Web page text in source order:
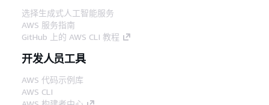
选择生成式人工智能服务
AWS 服务指南
GitHub 上的 AWS CLI 教程
开发人员工具
AWS 代码示例库
AWS CLI